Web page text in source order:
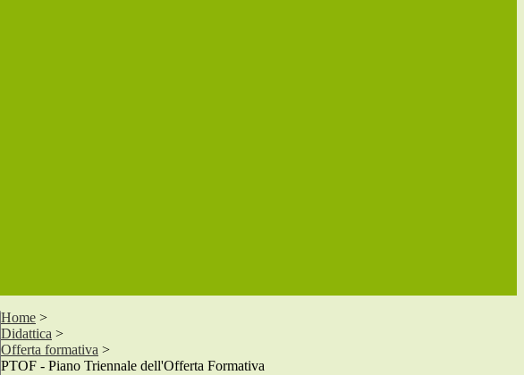
Home >
Didattica >
Offerta formativa >
PTOF - Piano Triennale dell'Offerta Formativa